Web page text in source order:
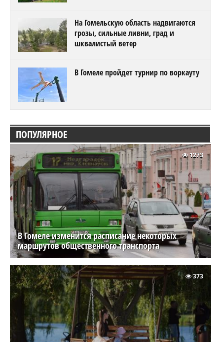
На Гомельскую область надвигаются
грозы, сильные ливни, град и
шквалистый ветер
В Гомеле пройдет турнир по воркауту
ПОПУЛЯРНОЕ
В Гомеле изменится расписание некоторых
маршрутов общественного транспорта
1273
373